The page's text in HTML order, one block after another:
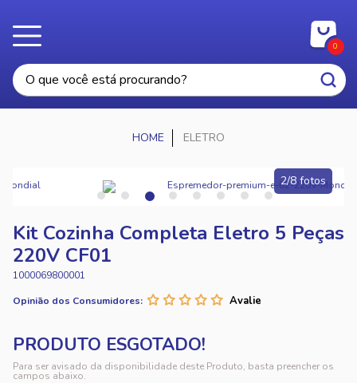
0
ELETRO
2/8 fotos
Kit Cozinha Completa Eletro 5 Peças
220V CF01
1000069800001
Opinião dos Consumidores:
Para ser avisado da disponibilidade deste Produto, basta preencher os
campos abaixo.